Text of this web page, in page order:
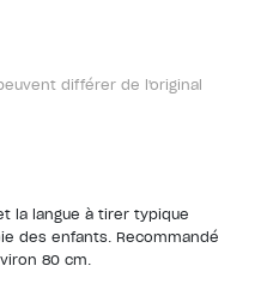
différer de l'original
la langue à tirer typique
des enfants. Recommandé
80 cm.